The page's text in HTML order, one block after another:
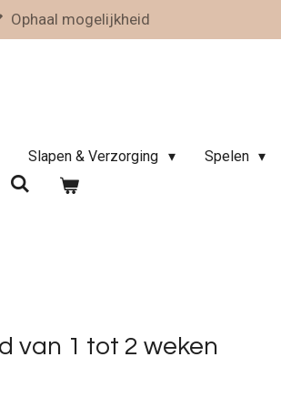
Ophaal mogelijkheid
Slapen & Verzorging Spelen
van 1 tot 2 weken